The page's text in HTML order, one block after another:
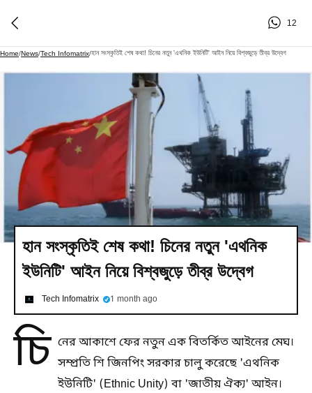
12
Home/News/Tech Infomatrix/হান সংস্কৃতিই শেষ কথা! চিনের নতুন 'এথনিক ইউনিটি' আইন নিয়ে বিশ্বজুড়ে তীব্র উদ্বেগ
হান সংস্কৃতিই শেষ কথা! চিনের নতুন 'এথনিক
ইউনিটি' আইন নিয়ে বিশ্বজুড়ে তীব্র উদ্বেগ
Tech Infomatrix 1 month ago
চি নের আকাশে ফের নতুন এক বিতর্কিত আইনের মেঘ।
সম্প্রতি শি জিনপিং সরকার চালু করেছে 'এথনিক
ইউনিটি' (Ethnic Unity) বা 'জাতীয় ঐক্য' আইন।